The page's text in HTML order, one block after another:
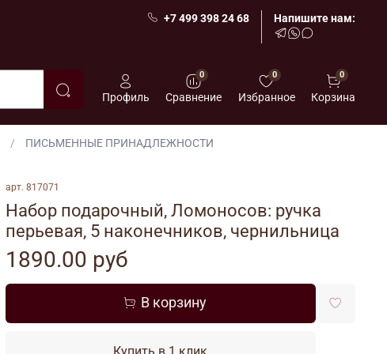
+7 499 398 24 68 Напишите нам:
Профиль
0
Сравнение
0
Избранное
0
Корзина
ПИСЬМЕННЫЕ ПРИНАДЛЕЖНОСТИ
арт. 817071
Набор подарочный, Ломоносов: ручка
перьевая, 5 наконечников, чернильница
1890.00 руб
В корзину
Купить в 1 клик